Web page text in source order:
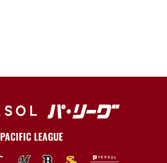
PACIFIC LEAGUE